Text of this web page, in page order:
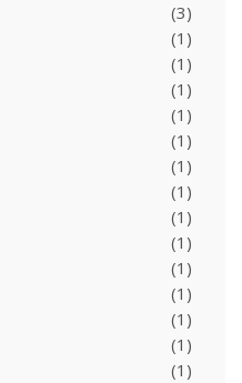
(3)
(1)
(1)
(1)
(1)
(1)
(1)
(1)
(1)
(1)
(1)
(1)
(1)
(1)
(1)